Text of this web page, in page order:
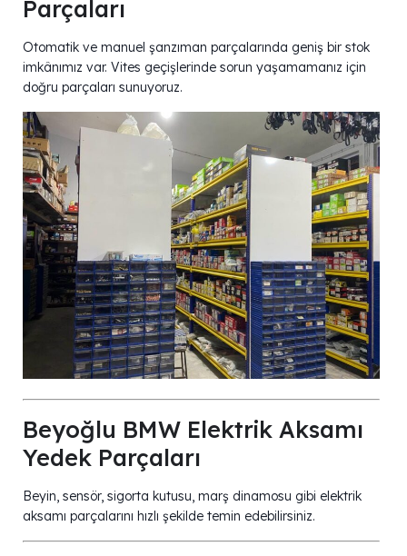
Parçaları
Otomatik ve manuel şanzıman parçalarında geniş bir stok
imkânımız var. Vites geçişlerinde sorun yaşamamanız için
doğru parçaları sunuyoruz.
Beyoğlu BMW Elektrik Aksamı
Yedek Parçaları
Beyin, sensör, sigorta kutusu, marş dinamosu gibi elektrik
aksamı parçalarını hızlı şekilde temin edebilirsiniz.